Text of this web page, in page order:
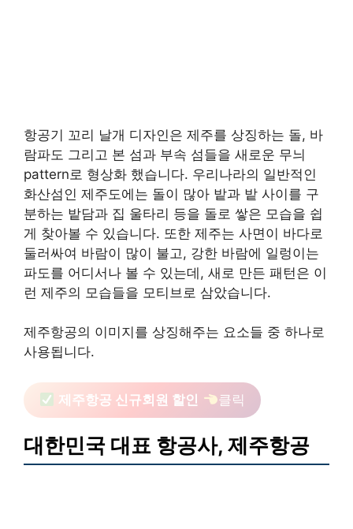
항공기 꼬리 날개 디자인은 제주를 상징하는 돌, 바
람파도 그리고 본 섬과 부속 섬들을 새로운 무늬
pattern로 형상화 했습니다. 우리나라의 일반적인
화산섬인 제주도에는 돌이 많아 밭과 밭 사이를 구
분하는 밭담과 집 울타리 등을 돌로 쌓은 모습을 쉽
게 찾아볼 수 있습니다. 또한 제주는 사면이 바다로
둘러싸여 바람이 많이 불고, 강한 바람에 일렁이는
파도를 어디서나 볼 수 있는데, 새로 만든 패턴은 이
런 제주의 모습들을 모티브로 삼았습니다.
제주항공의 이미지를 상징해주는 요소들 중 하나로
사용됩니다.
제주항공 신규회원 할인 클릭
대한민국 대표 항공사, 제주항공